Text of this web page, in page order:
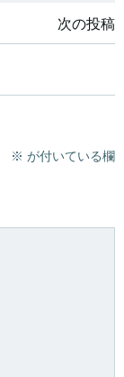
次の投稿
※ が付いている欄